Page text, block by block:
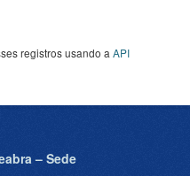
registros usando a API
– Sede